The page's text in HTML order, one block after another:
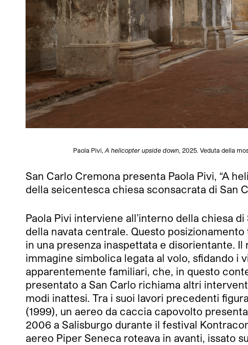
Paola Pivi, A helicopter upside down, 2025. Veduta della
San Carlo Cremona presenta Paola Pivi, “A
della seicentesca chiesa sconsacrata di San
Paola Pivi interviene all’interno della chiesa
della navata centrale. Questo
in una presenza inaspettata e disorientante.
immagine simbolica legata al volo, sfidando
apparentemente familiari, che, in questo
presentato a San Carlo richiama altri
modi inattesi. Tra i suoi lavori precedenti
(1999), un aereo da caccia capovolto
2006 a Salisburgo durante il festival
aereo Piper Seneca roteava in avanti, issato